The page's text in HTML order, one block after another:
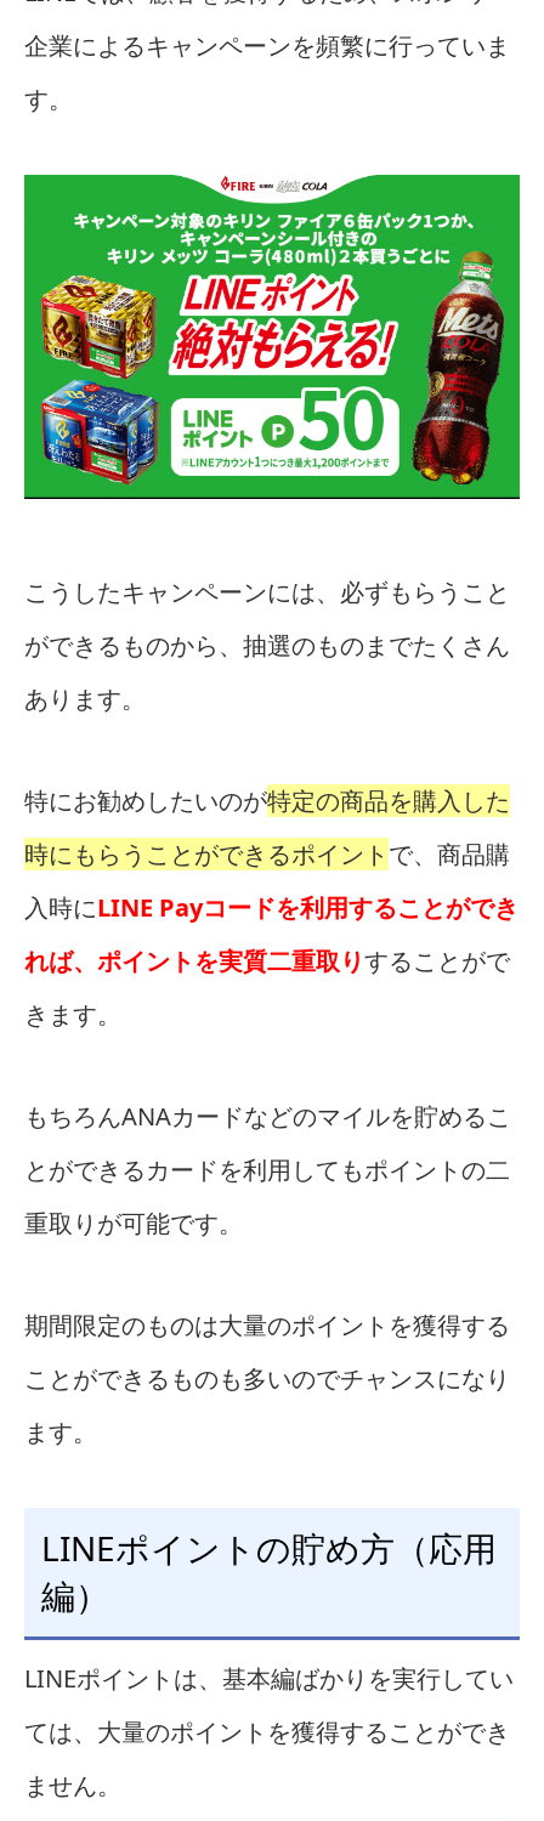
企業によるキャンペーンを頻繁に行っていま
す。
こうしたキャンペーンには、必ずもらうこと
ができるものから、抽選のものまでたくさん
あります。
特にお勧めしたいのが特定の商品を購入した
時にもらうことができるポイント で、商品購
入時にLINE Payコードを利用することができ
れば、ポイントを実質二重取りすることがで
きます。
もちろんANAカードなどのマイルを貯めるこ
とができるカードを利用してもポイントの二
重取りが可能です。
期間限定のものは大量のポイントを獲得する
ことができるものも多いのでチャンスになり
ます。
LINEポイントの貯め方（応用
編）
LINEポイントは、基本編ばかりを実行してい
ては、大量のポイントを獲得することができ
ません。